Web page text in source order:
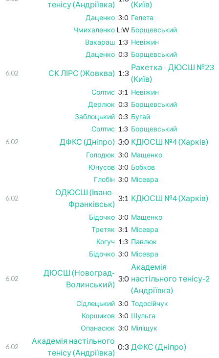
тенісу (Андріївка) (Київ)
Даценко 3:0 Гелета
Чмихаленко L:W Борщевський
Вакараш 1:3 Невіжин
Даценко 0:3 Борщевський
6.02 СК ЛІРС (Жовква) 1:3
Ракетка - ДЮСШ №23
(Київ)
Солтис 3:1 Невіжин
Дерлюк 0:3 Борщевський
Заблоцький 0:3 Бугай
Солтис 1:3 Борщевський
6.02
ДФКС (Дніпро) 3:0 КДЮСШ №4 (Харків)
Голодюк 3:0 Мащенко
Юнусов 3:0 Бобков
Глобін 3:0 Місевра
6.02
ОДЮСШ (Івано-
Франківськ)
3:1 КДЮСШ №4 (Харків)
Бідочко 3:0 Мащенко
Третяк 3:1 Місевра
Когуч 1:3 Павлюк
Бідочко 3:0 Місевра
6.02
ДЮСШ (Новоград-
Волинський)
3:0
Академія
настільного тенісу-2
(Андріївка)
Сідлецький 3:0 Тодосійчук
Коршиков 3:0 Шульга
Опанасюк 3:0 Міліщук
6.02
Академія настільного
тенісу (Андріївка)
0:3 ДФКС (Дніпро)